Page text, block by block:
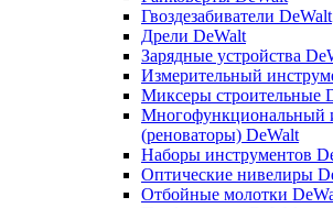
Гвоздезабиватели DeWalt
Дрели DeWalt
Зарядные устройства
Измерительный
Миксеры строительные
Многофункциональный
(реноваторы) DeWalt
Наборы инструментов
Оптические нивелиры
Отбойные молотки